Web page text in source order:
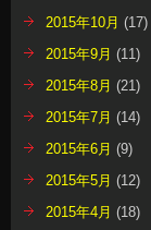
2015年10月 (17)
2015年9月 (11)
2015年8月 (21)
2015年7月 (14)
2015年6月 (9)
2015年5月 (12)
2015年4月 (18)